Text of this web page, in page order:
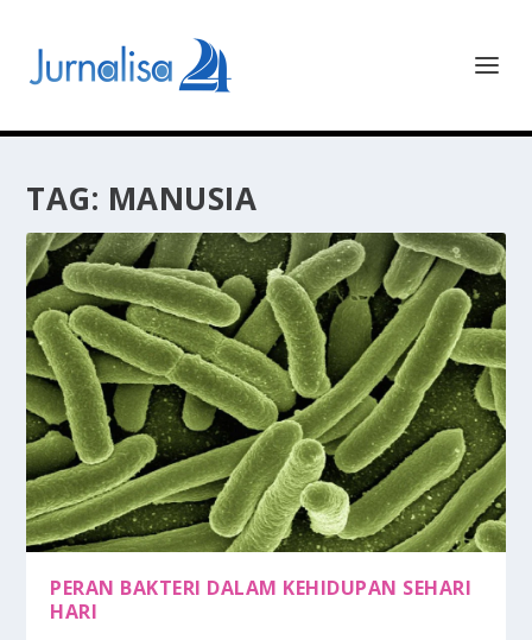
TAG: MANUSIA
PERAN BAKTERI DALAM KEHIDUPAN SEHARI
HARI